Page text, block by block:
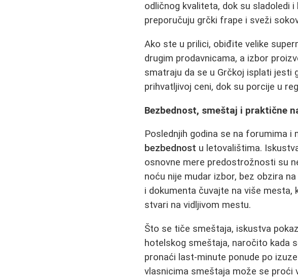
odličnog kvaliteta, dok su sladoledi
preporučuju grčki frape i sveži
Ako ste u prilici, obiđite velike
drugim prodavnicama, a izbor
smatraju da se u Grčkoj isplati jesti
prihvatljivoj ceni, dok su porcije u
Bezbednost, smeštaj i praktične
Poslednjih godina se na forumima
bezbednost u letovalištima.
osnovne mere predostrožnosti su
noću nije mudar izbor, bez obzira
i dokumenta čuvajte na više
stvari na vidljivom mestu.
Što se tiče smeštaja, iskustva
hotelskog smeštaja, naročito kada
pronaći last-minute ponude po
vlasnicima smeštaja može se proći